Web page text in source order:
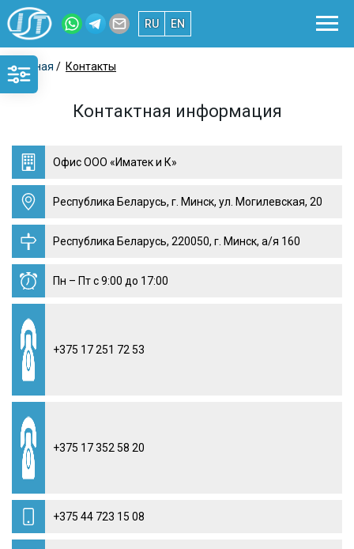
RU EN
Главная / Контакты
Контактная информация
Офис ООО «Иматек и К»
Республика Беларусь, г. Минск, ул. Могилевская, 20
Республика Беларусь, 220050, г. Минск, а/я 160
Пн – Пт с 9:00 до 17:00
+375 17 251 72 53
+375 17 352 58 20
+375 44 723 15 08